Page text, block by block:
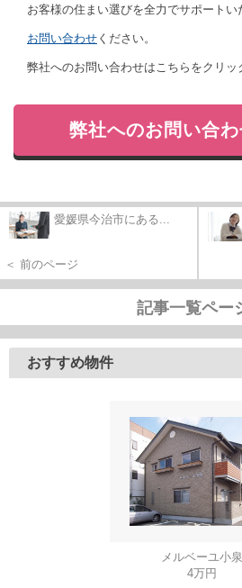
お客様の住まい選びを全力でサポート
お問い合わせ ください。
弊社へのお問い合わせはこちらをクリッ
弊社へのお問い合
愛媛県今治市にある...
＜ 前のページ
記事一覧ペー
おすすめ物件
メルベーユ小泉
4万円